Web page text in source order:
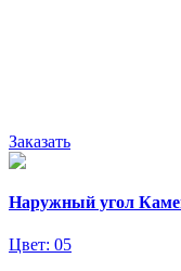
Заказать
Наружный угол
Цвет: 05